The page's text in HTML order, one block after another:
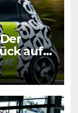
auf